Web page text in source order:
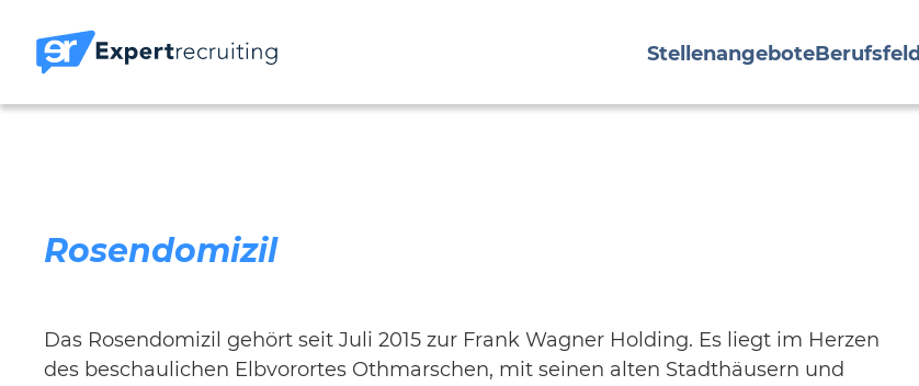
Stellenangebote
Rosendomizil
Das Rosendomizil gehört seit Juli 2015 zur Frank Wagner Holding. Es liegt im Herzen
des beschaulichen Elbvorortes Othmarschen, mit seinen alten Stadthäusern und